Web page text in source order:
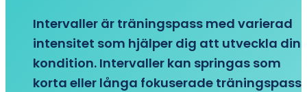
Intervaller är träningspass med varierad
intensitet som hjälper dig att utveckla din
kondition. Intervaller kan springas som
korta eller långa fokuserade träningspass